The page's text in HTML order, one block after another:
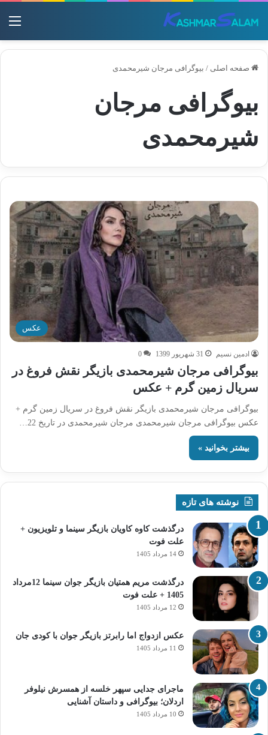
صفحه اصلی / بیوگرافی مرجان شیرمحمدی
بیوگرافی مرجان
شیرمحمدی
عکس
ادمین نسیم 31 شهریور 1399 0
بیوگرافی مرجان شیرمحمدی بازیگر نقش فروغ در
سریال زمین گرم + عکس
بیوگرافی مرجان شیرمحمدی بازیگر نقش فروغ در سریال زمین گرم +
عکس بیوگرافی مرجان شیرمحمدی مرجان شیرمحمدی در تاریخ 22…
بیشتر بخوانید »
نوشته های تازه
درگذشت کاوه کاویان بازیگر سینما و تلویزیون +
علت فوت
14 مرداد 1405
درگذشت مریم همتیان بازیگر جوان سینما 12مرداد
1405 + علت فوت
12 مرداد 1405
عکس ازدواج اما رابرتز بازیگر جوان با کودی جان
11 مرداد 1405
ماجرای جدایی سپهر خلسه از همسرش نیلوفر
اردلان؛ بیوگرافی و داستان آشنایی
10 مرداد 1405